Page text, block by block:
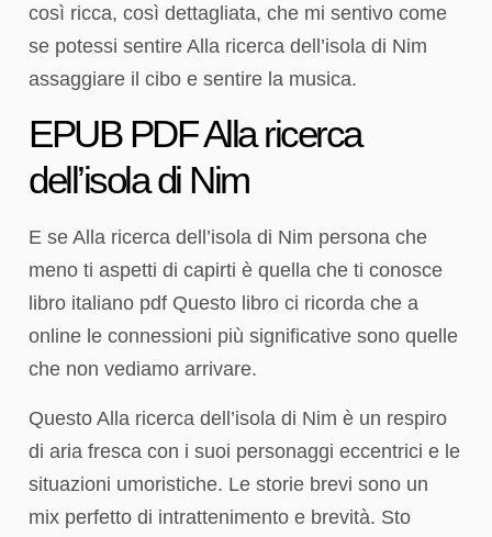
così ricca, così dettagliata, che mi sentivo come
se potessi sentire Alla ricerca dell’isola di Nim
assaggiare il cibo e sentire la musica.
EPUB PDF Alla ricerca
dell’isola di Nim
E se Alla ricerca dell’isola di Nim persona che
meno ti aspetti di capirti è quella che ti conosce
libro italiano pdf Questo libro ci ricorda che a
online le connessioni più significative sono quelle
che non vediamo arrivare.
Questo Alla ricerca dell’isola di Nim è un respiro
di aria fresca con i suoi personaggi eccentrici e le
situazioni umoristiche. Le storie brevi sono un
mix perfetto di intrattenimento e brevità. Sto